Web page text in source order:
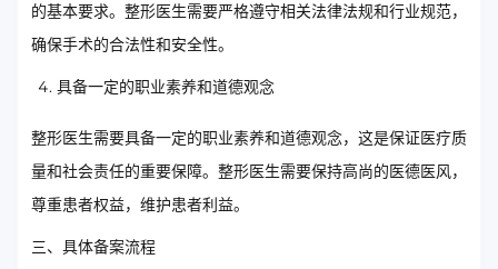
的基本要求。整形医生需要严格遵守相关法律法规和行业规范，
确保手术的合法性和安全性。
具备一定的职业素养和道德观念
整形医生需要具备一定的职业素养和道德观念，这是保证医疗质
量和社会责任的重要保障。整形医生需要保持高尚的医德医风，
尊重患者权益，维护患者利益。
三、具体备案流程